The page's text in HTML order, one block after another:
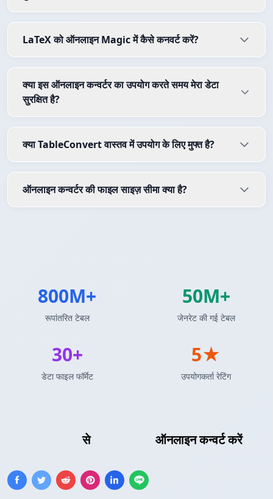
से ऑनलाइन कन्वर्ट करें
LaTeX को ऑनलाइन Magic में कैसे कनवर्ट करें?
क्या इस ऑनलाइन कन्वर्टर का उपयोग करते समय मेरा डेटा
सुरक्षित है?
क्या TableConvert वास्तव में उपयोग के लिए मुफ्त है?
ऑनलाइन कन्वर्टर की फाइल साइज़ सीमा क्या है?
800M+
रूपांतरित टेबल
50M+
जेनरेट की गई टेबल
30+
डेटा फाइल फॉर्मेट
5★
उपयोगकर्ता रेटिंग